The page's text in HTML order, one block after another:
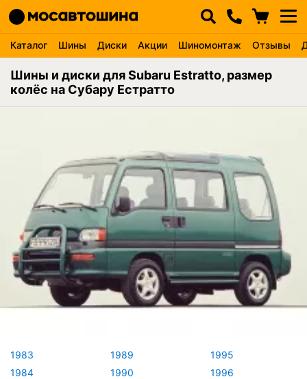
Каталог Шины Диски Акции Шиномонтаж Отзывы
Шины и диски для Subaru Estratto, размер
колёс на Субару Естратто
1983
1984
1989
1990
1995
1996